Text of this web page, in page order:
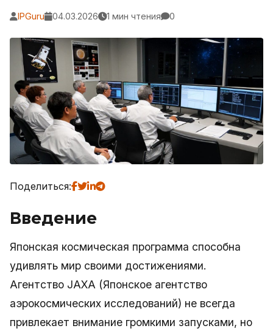
IPGuru 04.03.2026 1 мин чтения 0
Поделиться:
Введение
Японская космическая программа способна
удивлять мир своими достижениями.
Агентство JAXA (Японское агентство
аэрокосмических исследований) не всегда
привлекает внимание громкими запусками, но